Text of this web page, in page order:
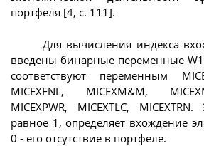
портфеля [4, c. 111].
Для вычисления индекса
введены бинарные переменные
соответствуют переменным
MICEXFNL, MICEXM&M,
MICEXPWR, MICEXTLC,
равное 1, определяет вхождение
0 - его отсутствие в портфеле.